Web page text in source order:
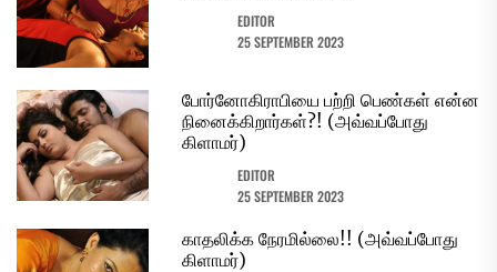
EDITOR
25 SEPTEMBER 2023
போர்னோகிராபியை பற்றி பெண்கள் என்ன
நினைக்கிறார்கள்?! (அவ்வப்போது
கிளாமர்)
EDITOR
25 SEPTEMBER 2023
காதலிக்க நேரமில்லை!! (அவ்வப்போது
கிளாமர்)